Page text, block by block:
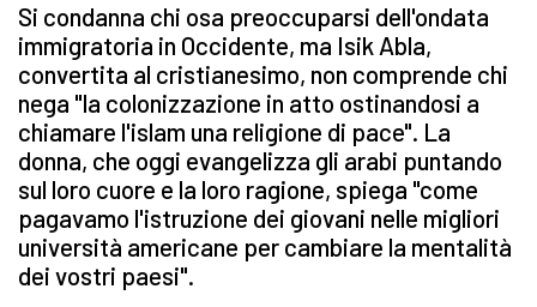
Si condanna chi osa preoccuparsi dell'ondata
immigratoria in Occidente, ma Isik Abla,
convertita al cristianesimo, non comprende chi
nega "la colonizzazione in atto ostinandosi a
chiamare l'islam una religione di pace". La
donna, che oggi evangelizza gli arabi puntando
sul loro cuore e la loro ragione, spiega "come
pagavamo l'istruzione dei giovani nelle migliori
università americane per cambiare la mentalità
dei vostri paesi".